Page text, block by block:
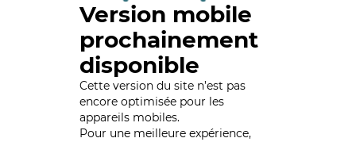
Version mobile
prochainement
disponible
Cette version du site n’est pas
encore optimisée pour les
appareils mobiles.
Pour une meilleure expérience,